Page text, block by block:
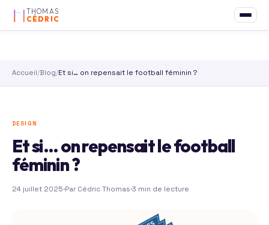
THOMAS
CÉDRIC
Accueil/Blog/Et si… on repensait le football féminin ?
DESIGN
Et si… on repensait le football
féminin ?
24 juillet 2025·Par Cédric Thomas·3 min de lecture